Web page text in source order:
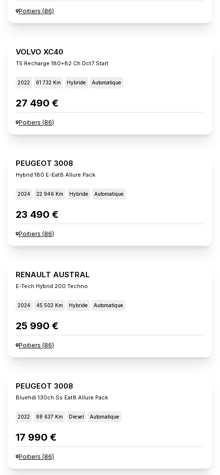
Poitiers (86)
VOLVO XC40
T5 Recharge 180+82 Ch Dct7 Start
2022 61 732 Km Hybride Automatique
27 490 €
Poitiers (86)
PEUGEOT 3008
Hybrid 180 E-Eat8 Allure Pack
2024 22 946 Km Hybride Automatique
23 490 €
Poitiers (86)
RENAULT AUSTRAL
E-Tech Hybrid 200 Techno
2024 45 502 Km Hybride Automatique
25 990 €
Poitiers (86)
PEUGEOT 3008
Bluehdi 130ch Ss Eat8 Allure Pack
2022 98 637 Km Diesel Automatique
17 990 €
Poitiers (86)